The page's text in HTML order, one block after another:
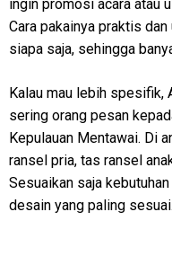
ingin promosi acara atau
Cara pakainya praktis
siapa saja, sehingga
Kalau mau lebih spesifik,
sering orang pesan
Kepulauan Mentawai. Di
ransel pria, tas ransel
Sesuaikan saja
desain yang paling sesuai.